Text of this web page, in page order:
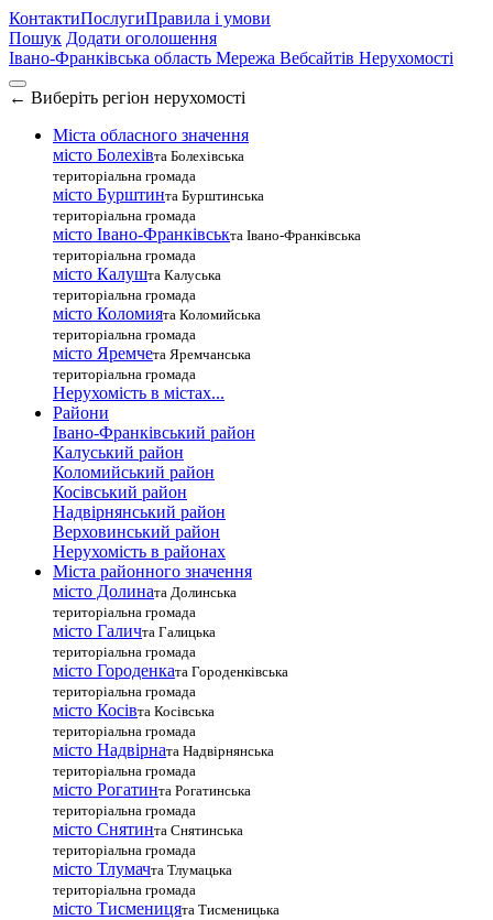
КонтактиПослугиПравила і умови
Пошук Додати оголошення
Івано-Франківська область Мережа Вебсайтів Нерухомості
← Виберіть регіон нерухомості
Міста обласного значення
місто Болехівта Болехівська
територіальна громада
місто Бурштинта Бурштинська
територіальна громада
місто Івано-Франківськта Івано-Франківська
територіальна громада
місто Калушта Калуська
територіальна громада
місто Коломията Коломийська
територіальна громада
місто Яремчета Яремчанська
територіальна громада
Нерухомість в містах...
Райони
Івано-Франківський район
Калуський район
Коломийський район
Косівський район
Надвірнянський район
Верховинський район
Нерухомість в районах
Міста районного значення
місто Долината Долинська
територіальна громада
місто Галичта Галицька
територіальна громада
місто Городенката Городенківська
територіальна громада
місто Косівта Косівська
територіальна громада
місто Надвірната Надвірнянська
територіальна громада
місто Рогатинта Рогатинська
територіальна громада
місто Снятинта Снятинська
територіальна громада
місто Тлумачта Тлумацька
територіальна громада
місто Тисменицята Тисменицька